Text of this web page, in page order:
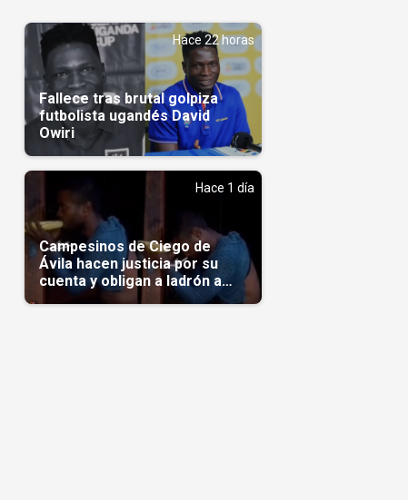
Hace 22 horas
Fallece tras brutal golpiza
futbolista ugandés David
Owiri
Hace 1 día
Campesinos de Ciego de
Ávila hacen justicia por su
cuenta y obligan a ladrón a
comerse el maíz robado